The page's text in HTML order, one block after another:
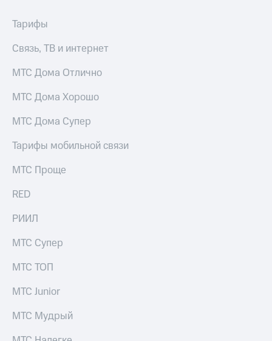
ТВ и телефон
Услуги
Акции
Домашний
Домашнее
Домашний
в МТС
номером
для дома
149 ₽/
Premium
Подписка
другое
группа
Скидка
общие
Тарифы
Связь, ТВ и интернет
МТС Дома Отлично
МТС Дома Хорошо
МТС Дома Супер
Тарифы мобильной связи
МТС Проще
RED
РИИЛ
МТС Супер
МТС ТОП
МТС Junior
МТС Мудрый